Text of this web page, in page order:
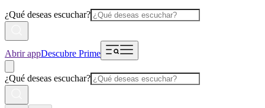
¿Qué deseas escuchar?
Abrir appDescubre Prime
¿Qué deseas escuchar?